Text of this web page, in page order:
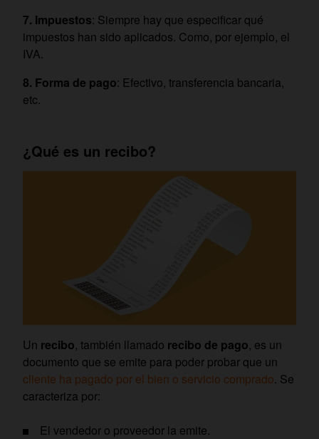
Impuestos: Siempre hay que especificar qué
impuestos han sido aplicados. Como, por ejemplo, el
IVA.
Forma de pago: Efectivo, transferencia bancaria,
etc.
¿Qué es un recibo?
Un recibo, también llamado recibo de pago, es un
documento que se emite para poder probar que un
cliente ha pagado por el bien o servicio comprado. Se
caracteriza por:
El vendedor o proveedor la emite.